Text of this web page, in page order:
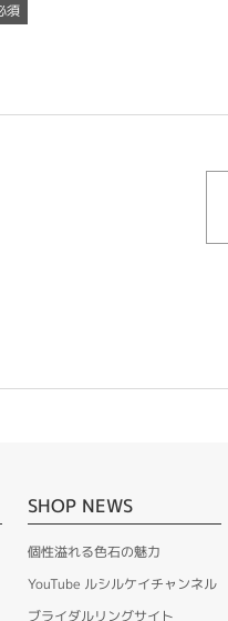
SHOP NEWS
個性溢れる色石の魅力
YouTube ルシルケイチャンネル
ブライダルリングサイト